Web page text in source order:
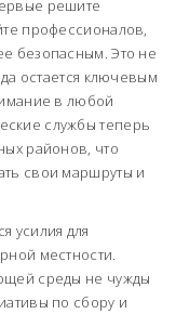
решите
профессионалов,
безопасным. Это не
остается ключевым
в любой
службы теперь
районов, что
свои маршруты и
усилия для
местности.
среды не чужды
по сбору и